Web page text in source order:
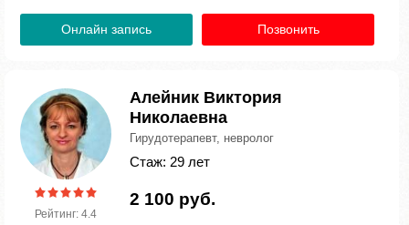
Онлайн запись Позвонить
Рейтинг: 4.4
Алейник Виктория
Николаевна
Гирудотерапевт, невролог
Стаж: 29 лет
2 100 руб.